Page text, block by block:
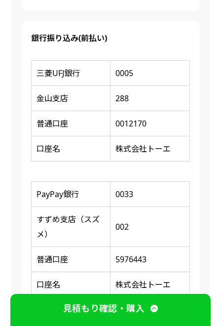
銀行振り込み(前払い)
三菱UFJ銀行 0005
金山支店 288
普通口座 0012170
口座名 株式会社トーエ
PayPay銀行 0033
すずめ支店（スズ
メ）
002
普通口座 5976443
口座名 株式会社トーエ
※ 振り込み確認後に商品の印刷又は発送
見積もり確認・購入